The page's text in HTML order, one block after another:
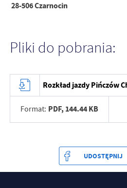
28-506 Czarnocin
Pliki do pobrania:
Rozkład jazdy Pińczów
Format: PDF, 144.44 KB
UDOSTĘPNIJ